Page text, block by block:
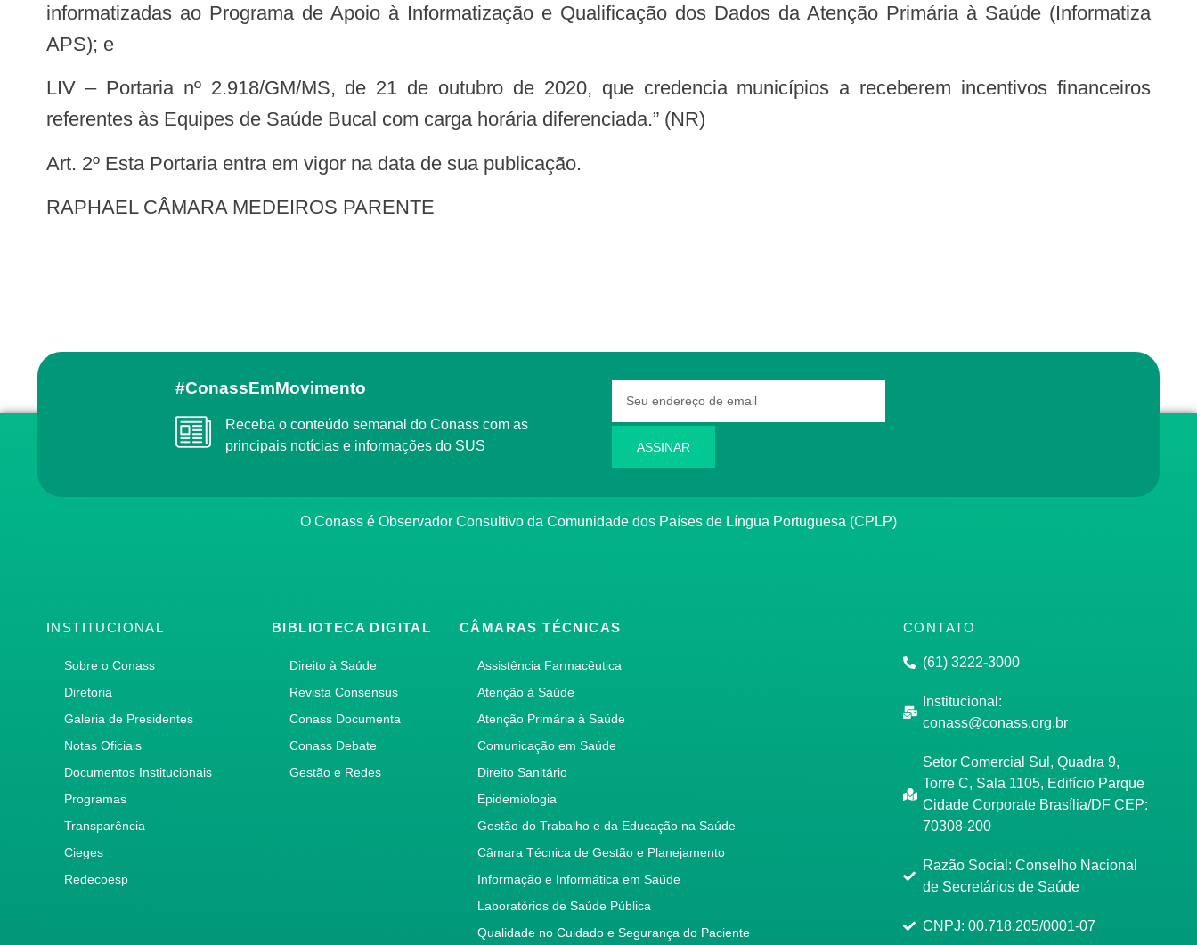
informatizadas ao Programa de Apoio à Informatização e Qualificação dos Dados da Atenção Primária à Saúde (Informatiza
APS); e
LIV – Portaria nº 2.918/GM/MS, de 21 de outubro de 2020, que credencia municípios a receberem incentivos financeiros
referentes às Equipes de Saúde Bucal com carga horária diferenciada.” (NR)
Art. 2º Esta Portaria entra em vigor na data de sua publicação.
RAPHAEL CÂMARA MEDEIROS PARENTE
#ConassEmMovimento
Receba o conteúdo semanal do Conass com as
principais notícias e informações do SUS
ASSINAR
O Conass é Observador Consultivo da Comunidade dos Países de Língua Portuguesa (CPLP)
INSTITUCIONAL
Sobre o Conass
Diretoria
Galeria de Presidentes
Notas Oficiais
Documentos Institucionais
Programas
Transparência
Cieges
Redecoesp
BIBLIOTECA DIGITAL
Direito à Saúde
Revista Consensus
Conass Documenta
Conass Debate
Gestão e Redes
CÂMARAS TÉCNICAS
Assistência Farmacêutica
Atenção à Saúde
Atenção Primária à Saúde
Comunicação em Saúde
Direito Sanitário
Epidemiologia
Gestão do Trabalho e da Educação na Saúde
Câmara Técnica de Gestão e Planejamento
Informação e Informática em Saúde
Laboratórios de Saúde Pública
Qualidade no Cuidado e Segurança do Paciente
CONTATO
(61) 3222-3000
Institucional:
conass@conass.org.br
Setor Comercial Sul, Quadra 9,
Torre C, Sala 1105, Edifício Parque
Cidade Corporate Brasília/DF CEP:
70308-200
Razão Social: Conselho Nacional
de Secretários de Saúde
CNPJ: 00.718.205/0001-07